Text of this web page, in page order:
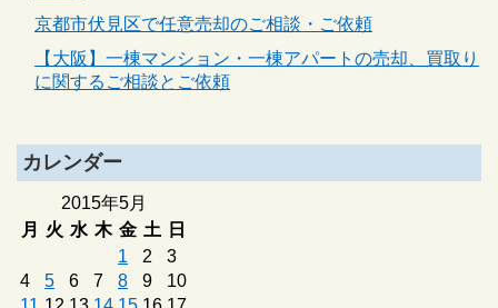
京都市伏見区で任意売却のご相談・ご依頼
【大阪】一棟マンション・一棟アパートの売却、買取り
に関するご相談とご依頼
カレンダー
2015年5月
月
火 水 木 金 土 日
1 2
3
4
5 6 7 8 9
10